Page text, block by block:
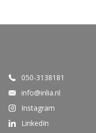
050-3138181
info@inlia.nl
Instagram
LinkedIn